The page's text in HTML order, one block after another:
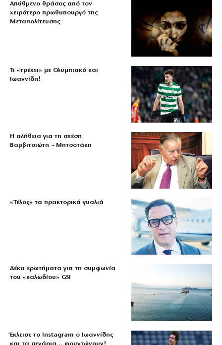
Απύθμενο θράσος από τον
χειρότερο πρωθυπουργό της
Μεταπολίτευσης
Τι «τρέχει» με Ολυμπιακό και
Ιωαννίδη!
Η αλήθεια για τη σχέση
Βαρβιτσιώτη – Μητσοτάκη
«Τέλος» τα πρακτορικά γυαλιά
Δέκα ερωτήματα για τη συμφωνία
του «καλωδίου» GSI
Έκλεισε το Instagram ο Ιωαννίδης
και τα σενάρια… φουντώνουν!